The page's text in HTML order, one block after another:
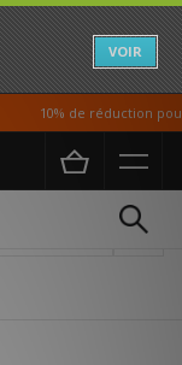
VOIR
10% de réduction